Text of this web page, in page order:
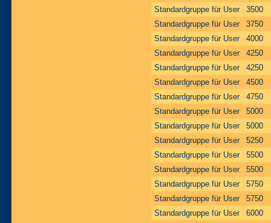
Standardgruppe für User
3500
Standardgruppe für User
3750
Standardgruppe für User
4000
Standardgruppe für User
4250
Standardgruppe für User
4250
Standardgruppe für User
4500
Standardgruppe für User
4750
Standardgruppe für User
5000
Standardgruppe für User
5000
Standardgruppe für User
5250
Standardgruppe für User
5500
Standardgruppe für User
5500
Standardgruppe für User
5750
Standardgruppe für User
5750
Standardgruppe für User
6000